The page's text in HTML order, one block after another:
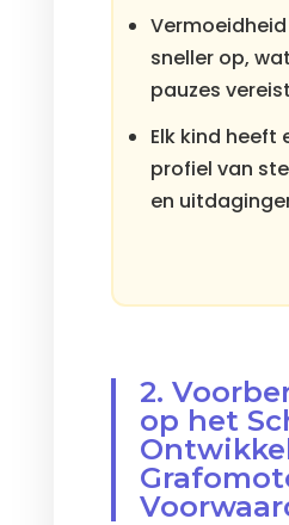
sneller op,
pauzes vereist
Elk kind heeft
profiel van
en
2.
op het